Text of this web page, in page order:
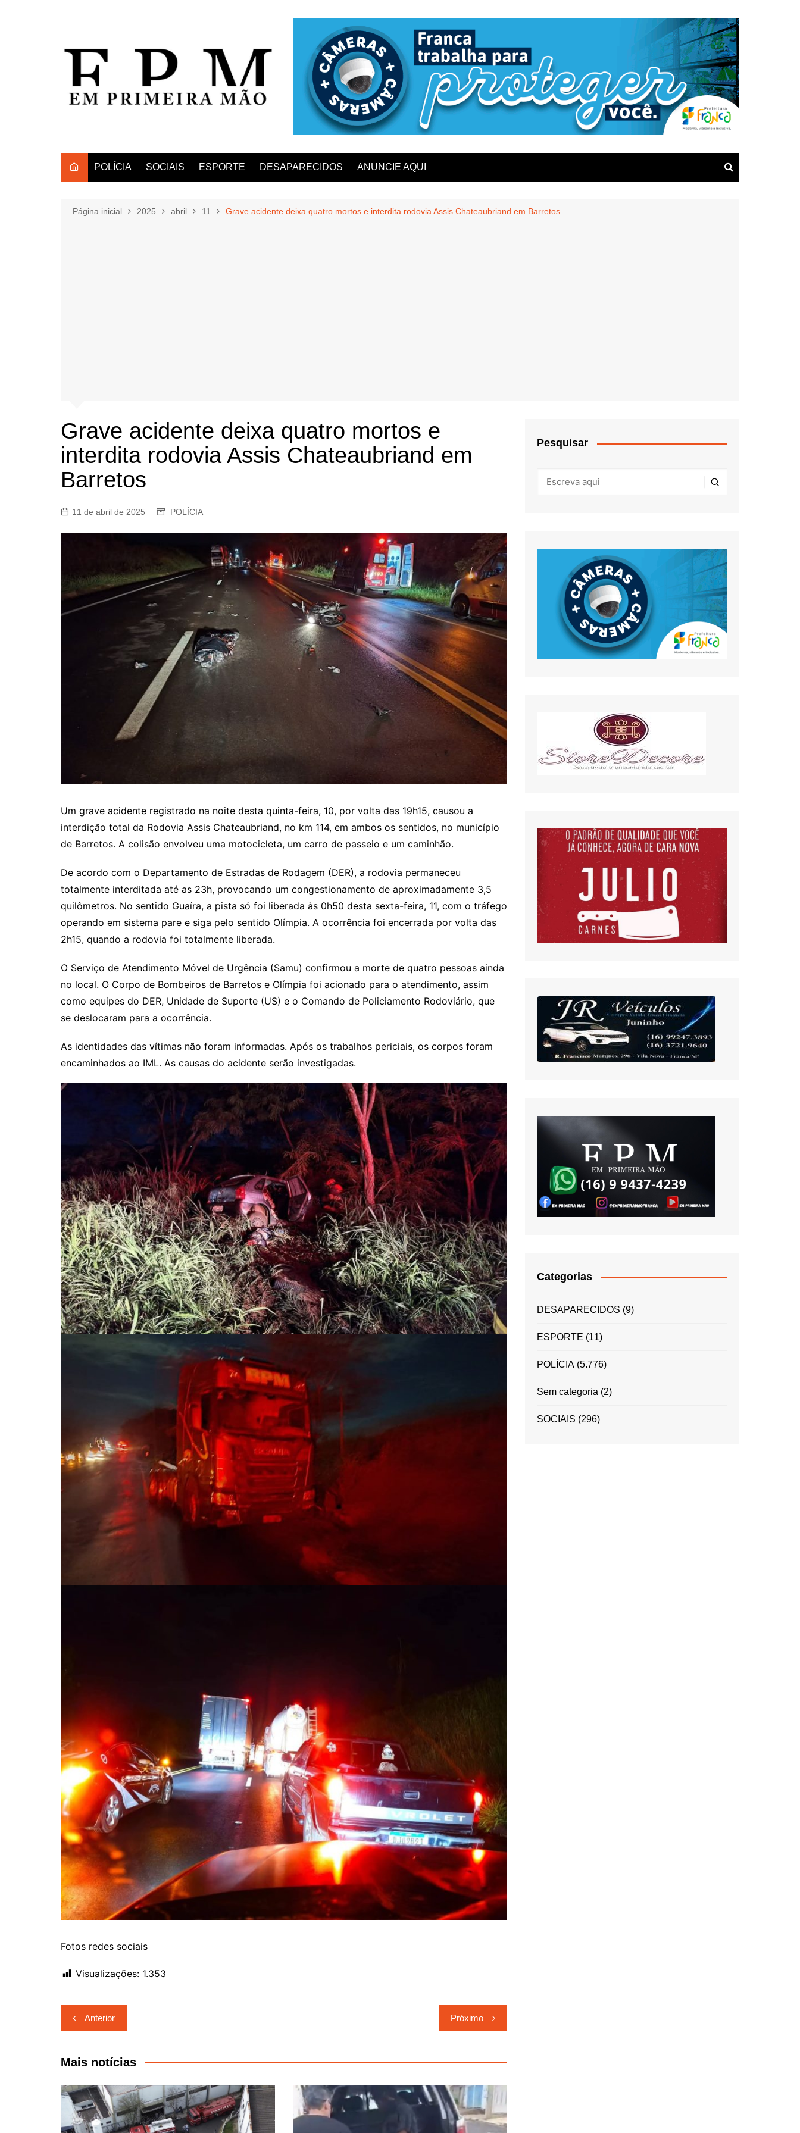
POLÍCIA SOCIAIS ESPORTE DESAPARECIDOS ANUNCIE AQUI
Página inicial 2025 abril 11 Grave acidente deixa quatro mortos e interdita rodovia Assis Chateaubriand em Barretos
Grave acidente deixa quatro mortos e
interdita rodovia Assis Chateaubriand em
Barretos
11 de abril de 2025 POLÍCIA
Um grave acidente registrado na noite desta quinta-feira, 10, por volta das 19h15, causou a
interdição total da Rodovia Assis Chateaubriand, no km 114, em ambos os sentidos, no município
de Barretos. A colisão envolveu uma motocicleta, um carro de passeio e um caminhão.
De acordo com o Departamento de Estradas de Rodagem (DER), a rodovia permaneceu
totalmente interditada até as 23h, provocando um congestionamento de aproximadamente 3,5
quilômetros. No sentido Guaíra, a pista só foi liberada às 0h50 desta sexta-feira, 11, com o tráfego
operando em sistema pare e siga pelo sentido Olímpia. A ocorrência foi encerrada por volta das
2h15, quando a rodovia foi totalmente liberada.
O Serviço de Atendimento Móvel de Urgência (Samu) confirmou a morte de quatro pessoas ainda
no local. O Corpo de Bombeiros de Barretos e Olímpia foi acionado para o atendimento, assim
como equipes do DER, Unidade de Suporte (US) e o Comando de Policiamento Rodoviário, que
se deslocaram para a ocorrência.
As identidades das vítimas não foram informadas. Após os trabalhos periciais, os corpos foram
encaminhados ao IML. As causas do acidente serão investigadas.
Fotos redes sociais
Visualizações: 1.353
Navegação
de
Post
Anterior Próximo
Mais notícias
Pesquisar
Categorias
DESAPARECIDOS (9)
ESPORTE (11)
POLÍCIA (5.776)
Sem categoria (2)
SOCIAIS (296)